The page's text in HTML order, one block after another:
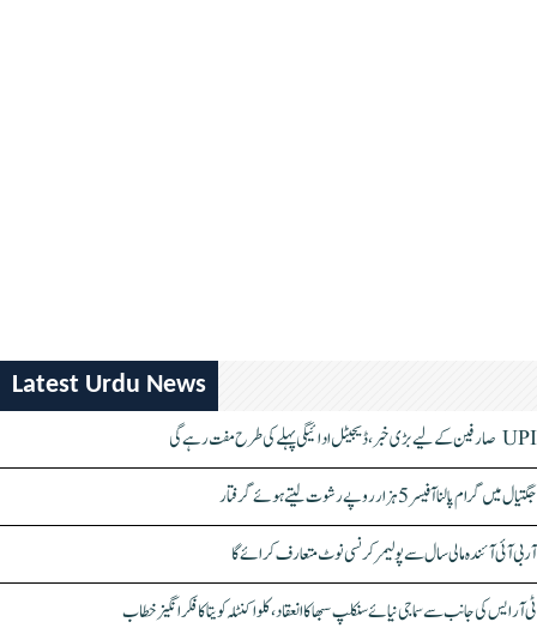
Latest Urdu News
UPI صارفین کے لیے بڑی خبر، ڈیجیٹل ادائیگی پہلے کی طرح مفت رہے گی
جگتیال میں گرام پالنا آفیسر 5 ہزار روپے رشوت لیتے ہوئے گرفتار
آر بی آئی آئندہ مالی سال سے پولیمر کرنسی نوٹ متعارف کرائے گا
ٹی آر ایس کی جانب سے سماجی نیائے سنکلپ سبھا کا انعقاد، کلواکنٹلہ کویتا کا فکر انگیز خطاب